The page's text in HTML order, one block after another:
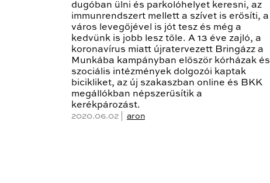
dugóban ülni és parkolóhelyet keresni, az
immunrendszert mellett a szívet is erősíti, a
város levegőjével is jót tesz és még a
kedvünk is jobb lesz tőle. A 13 éve zajló, a
koronavírus miatt újratervezett Bringázz a
Munkába kampányban először kórházak és
szociális intézmények dolgozói kaptak
bicikliket, az új szakaszban online és BKK
megállókban népszerűsítik a
kerékpározást.
2020.06.02 | aron